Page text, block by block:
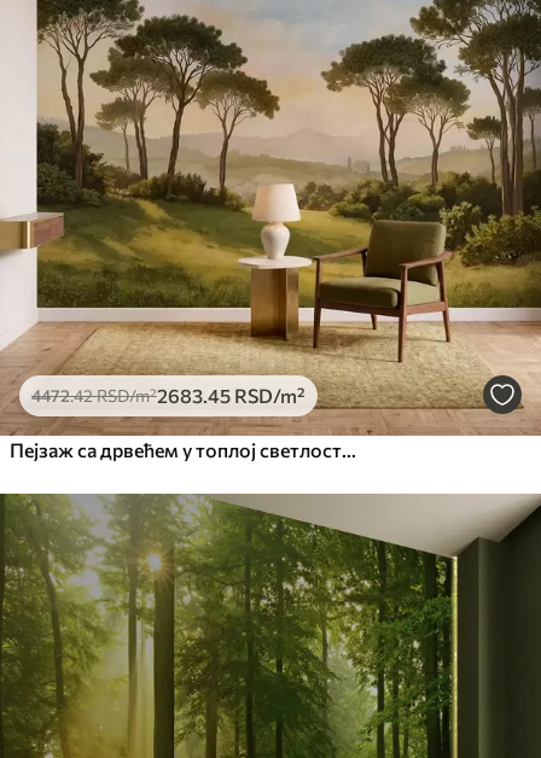
4472.42RSD/m²2683 .45 RSD/m²